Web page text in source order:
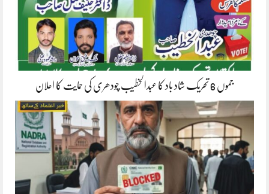
جموں 6 تحریک شاد باد کا عبدالخطیب چودھری کی حمایت کا اعلان